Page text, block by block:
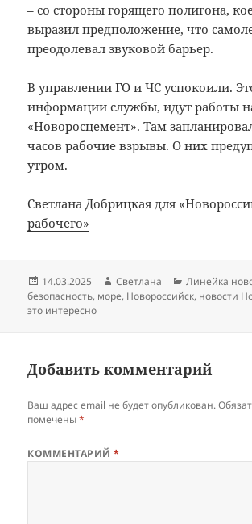
– со стороны горящего полигона,
выразил предположение, что
преодолевал звуковой барьер.
В управлении ГО и ЧС успокоили.
информации службы, идут работы
«Новоросцемент». Там
часов рабочие взрывы. О них
утром.
Светлана Добрицкая для
рабочего»
Опубликовано
14.03.2025 Автор
Светлана Рубрики
Линейка
безопасность, море, Новороссийск, новости
это интересно
Добавить комментарий
Ваш адрес email не будет опубликован.
помечены*
КОММЕНТАРИЙ*